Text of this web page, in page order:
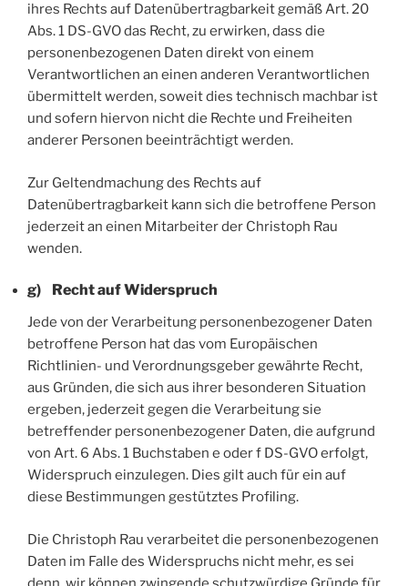
ihres Rechts auf Datenübertragbarkeit gemäß Art. 20
Abs. 1 DS-GVO das Recht, zu erwirken, dass die
personenbezogenen Daten direkt von einem
Verantwortlichen an einen anderen Verantwortlichen
übermittelt werden, soweit dies technisch machbar ist
und sofern hiervon nicht die Rechte und Freiheiten
anderer Personen beeinträchtigt werden.
Zur Geltendmachung des Rechts auf
Datenübertragbarkeit kann sich die betroffene Person
jederzeit an einen Mitarbeiter der Christoph Rau
wenden.
g) Recht auf Widerspruch
Jede von der Verarbeitung personenbezogener Daten
betroffene Person hat das vom Europäischen
Richtlinien- und Verordnungsgeber gewährte Recht,
aus Gründen, die sich aus ihrer besonderen Situation
ergeben, jederzeit gegen die Verarbeitung sie
betreffender personenbezogener Daten, die aufgrund
von Art. 6 Abs. 1 Buchstaben e oder f DS-GVO erfolgt,
Widerspruch einzulegen. Dies gilt auch für ein auf
diese Bestimmungen gestütztes Profiling.
Die Christoph Rau verarbeitet die personenbezogenen
Daten im Falle des Widerspruchs nicht mehr, es sei